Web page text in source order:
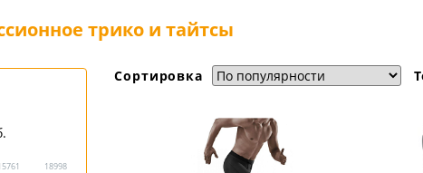
трико и тайтсы
18998
Сортировка